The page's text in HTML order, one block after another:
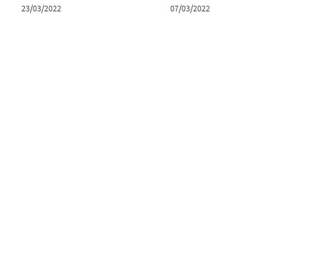
23/03/2022 07/03/2022